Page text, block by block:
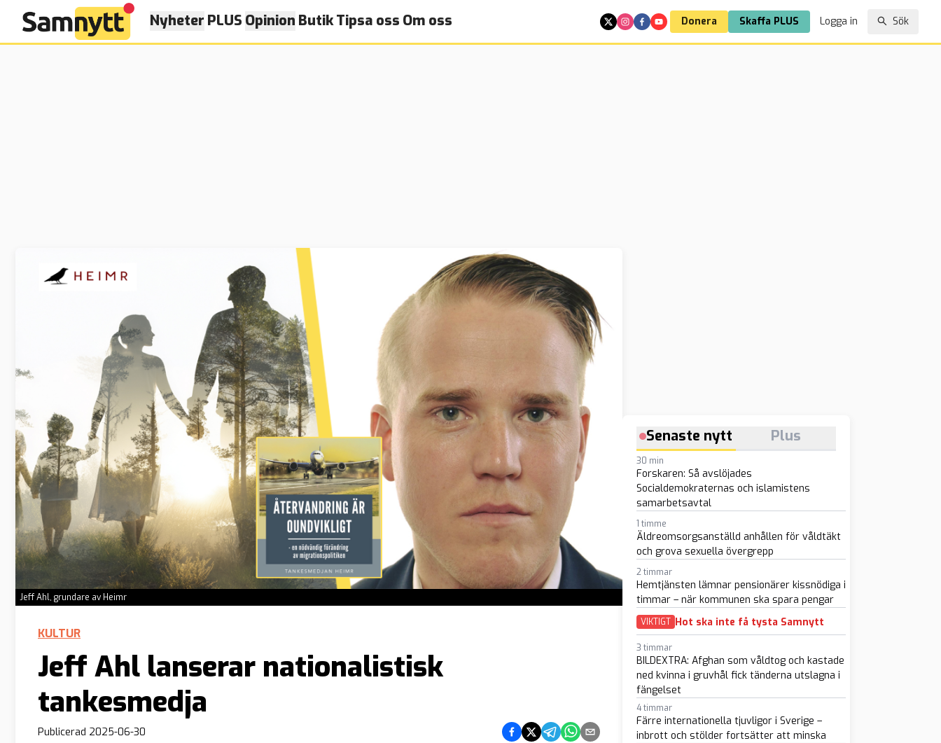
Nyheter PLUS Opinion ButikTipsa oss Om oss Donera Skaffa PLUS Logga in Sök
Jeff Ahl, grundare av Heimr
KULTUR
Jeff Ahl lanserar nationalistisk
tankesmedja
Publicerad 2025-06-30 Dela på Facebook
Dela på Twitter
Dela på Telegram
Dela på Whatsapp
Dela via e-post
Senaste nytt Plus
30 min
Forskaren: Så avslöjades
Socialdemokraternas och islamistens
samarbetsavtal
1 timme
Äldreomsorgsanställd anhållen för våldtäkt
och grova sexuella övergrepp
2 timmar
Hemtjänsten lämnar pensionärer kissnödiga i
timmar – när kommunen ska spara pengar
VIKTIGT Hot ska inte få tysta Samnytt
3 timmar
BILDEXTRA: Afghan som våldtog och kastade
ned kvinna i gruvhål fick tänderna utslagna i
fängelset
4 timmar
Färre internationella tjuvligor i Sverige –
inbrott och stölder fortsätter att minska